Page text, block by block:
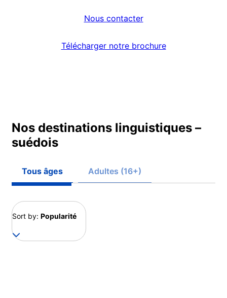
Nous contacter
Télécharger notre brochure
Nos destinations linguistiques –
suédois
Tous âges Adultes (16+)
Sort by: Popularité